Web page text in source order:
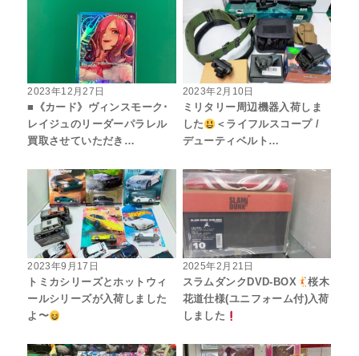
2023年12月27日
■《カード》ヴィンスモーク･
レイジュのリーダーパラレル
買取させていただき…
2023年2月10日
ミリタリー周辺機器入荷しま
した
＜ライフルスコープ /
デューティベルト…
2023年9月17日
トミカシリーズとホットウィ
ールシリーズが入荷しました
よ〜
2025年2月21日
スラムダンクDVD-BOX
桜木
花道仕様(ユニフォーム付)入荷
しました